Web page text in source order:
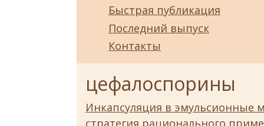
Быстрая публикация
Последний выпуск
Контакты
цефалоспорины
Инкапсуляция в эмульсионные